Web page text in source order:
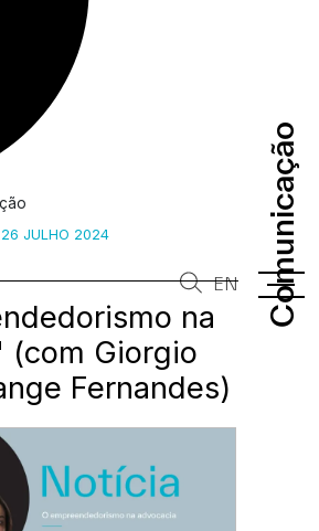
Comunicação
Comunicação
EN
26 JULHO 2024
na
(com Giorgio
Fernandes)